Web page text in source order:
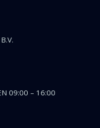
09:00 – 16:00